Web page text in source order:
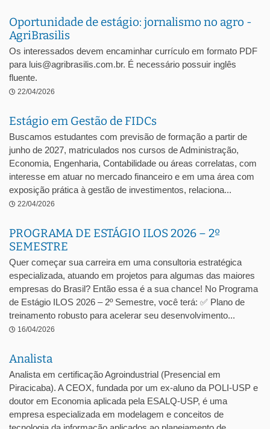
Oportunidade de estágio: jornalismo no agro -
AgriBrasilis
Os interessados devem encaminhar currículo em formato PDF
para luis@agribrasilis.com.br. É necessário possuir inglês
fluente.
22/04/2026
Estágio em Gestão de FIDCs
Buscamos estudantes com previsão de formação a partir de
junho de 2027, matriculados nos cursos de Administração,
Economia, Engenharia, Contabilidade ou áreas correlatas, com
interesse em atuar no mercado financeiro e em uma área com
exposição prática à gestão de investimentos, relaciona...
22/04/2026
PROGRAMA DE ESTÁGIO ILOS 2026 – 2º
SEMESTRE
Quer começar sua carreira em uma consultoria estratégica
especializada, atuando em projetos para algumas das maiores
empresas do Brasil? Então essa é a sua chance! No Programa
de Estágio ILOS 2026 – 2º Semestre, você terá: ✅ Plano de
treinamento robusto para acelerar seu desenvolvimento...
16/04/2026
Analista
Analista em certificação Agroindustrial (Presencial em
Piracicaba). A CEOX, fundada por um ex-aluno da POLI-USP e
doutor em Economia aplicada pela ESALQ-USP, é uma
empresa especializada em modelagem e conceitos de